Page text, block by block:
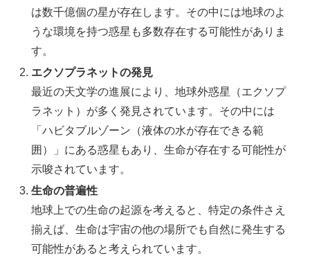
は数千億個の星が存在します。その中には地球のよ
うな環境を持つ惑星も多数存在する可能性がありま
す。
エクソプラネットの発見
最近の天文学の進展により、地球外惑星（エクソプ
ラネット）が多く発見されています。その中には
「ハビタブルゾーン（液体の水が存在できる範
囲）」にある惑星もあり、生命が存在する可能性が
示唆されています。
生命の普遍性
地球上での生命の起源を考えると、特定の条件さえ
揃えば、生命は宇宙の他の場所でも自然に発生する
可能性があると考えられています。